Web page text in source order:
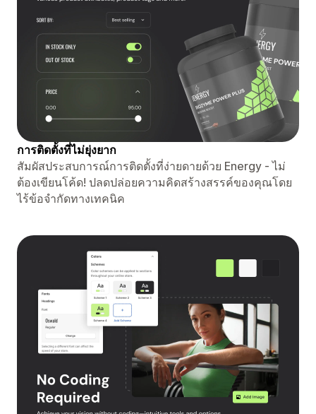
การติดตั้งที่ไม่ยุ่งยาก
สัมผัสประสบการณ์การติดตั้งที่ง่ายดายด้วย Energy - ไม่
ต้องเขียนโค้ด! ปลดปล่อยความคิดสร้างสรรค์ของคุณโดย
ไร้ข้อจำกัดทางเทคนิค